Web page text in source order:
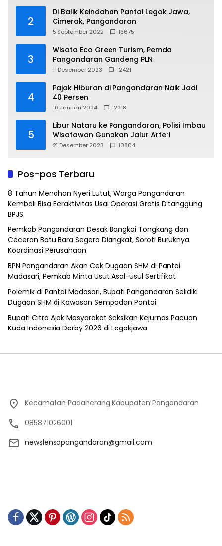
2
Di Balik Keindahan Pantai Legok Jawa,
Cimerak, Pangandaran
5 September 2022 13675
3
Wisata Eco Green Turism, Pemda
Pangandaran Gandeng PLN
11 Desember 2023 12421
4
Pajak Hiburan di Pangandaran Naik Jadi
40 Persen
10 Januari 2024 12218
5
Libur Nataru ke Pangandaran, Polisi Imbau
Wisatawan Gunakan Jalur Arteri
21 Desember 2023 10804
Pos-pos Terbaru
8 Tahun Menahan Nyeri Lutut, Warga Pangandaran
Kembali Bisa Beraktivitas Usai Operasi Gratis Ditanggung
BPJS
Pemkab Pangandaran Desak Bangkai Tongkang dan
Ceceran Batu Bara Segera Diangkat, Soroti Buruknya
Koordinasi Perusahaan
BPN Pangandaran Akan Cek Dugaan SHM di Pantai
Madasari, Pemkab Minta Usut Asal-usul Sertifikat
Polemik di Pantai Madasari, Bupati Pangandaran Selidiki
Dugaan SHM di Kawasan Sempadan Pantai
Bupati Citra Ajak Masyarakat Saksikan Kejurnas Pacuan
Kuda Indonesia Derby 2026 di Legokjawa
Kecamatan Padaherang Kabupaten Pangandaran
085871026001
newslensapangandaran@gmail.com